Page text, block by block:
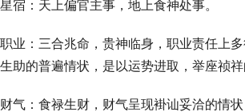
星宿：天上偏官主事，地上食神处事。
职业：三合兆命，贵神临身，职业责任上多
生助的普遍情状，是以运势进取，举座祯祥
财气：食禄生财，财气呈现褂讪妥洽的情